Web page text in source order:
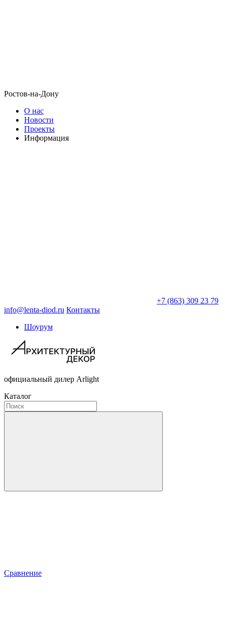
Ростов-на-Дону
О нас
Новости
Проекты
Информация
+7 (863) 309 23 79
info@lenta-diod.ru Контакты
Шоурум
официальный дилер Arlight
Каталог
Сравнение